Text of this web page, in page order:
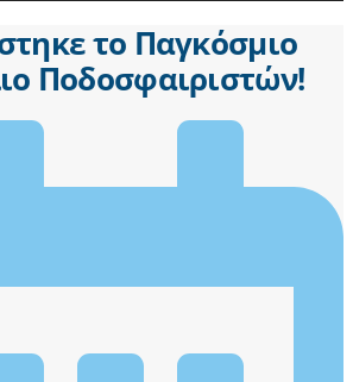
το Παγκόσμιο
Ποδοσφαιριστών!